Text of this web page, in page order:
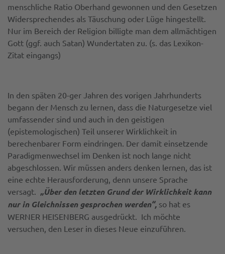
menschliche Ratio Oberhand gewonnen und den Gesetzen
Widersprechendes als Täuschung oder Lüge hingestellt.
Nur im Bereich der Religion billigte man dem allmächtigen
Gott (ggf. auch Satan) Wundertaten zu. (s. das Lexikon-
Zitat eingangs)
In den späten 20-ger Jahren des vorigen Jahrhunderts
begann der Mensch zu lernen, dass die Naturgesetze viel
umfassender sind und auch in den geistigen
(epistemologischen) Teil unserer Wirklichkeit in
berechenbarer Form eindringen. Der damit einsetzende
Paradigmenwechsel im Denken ist noch lange nicht
abgeschlossen. Wir müssen anders denken lernen, das ist
eine echte Herausforderung, denn unsere Sprache
versagt. „Über den letzten Grund der Wirklichkeit kann
nur in Gleichnissen gesprochen werden“, so hat es
WERNER HEISENBERG ausgedrückt. Ich möchte
versuchen, den Leser in dieses Neue einzuführen.